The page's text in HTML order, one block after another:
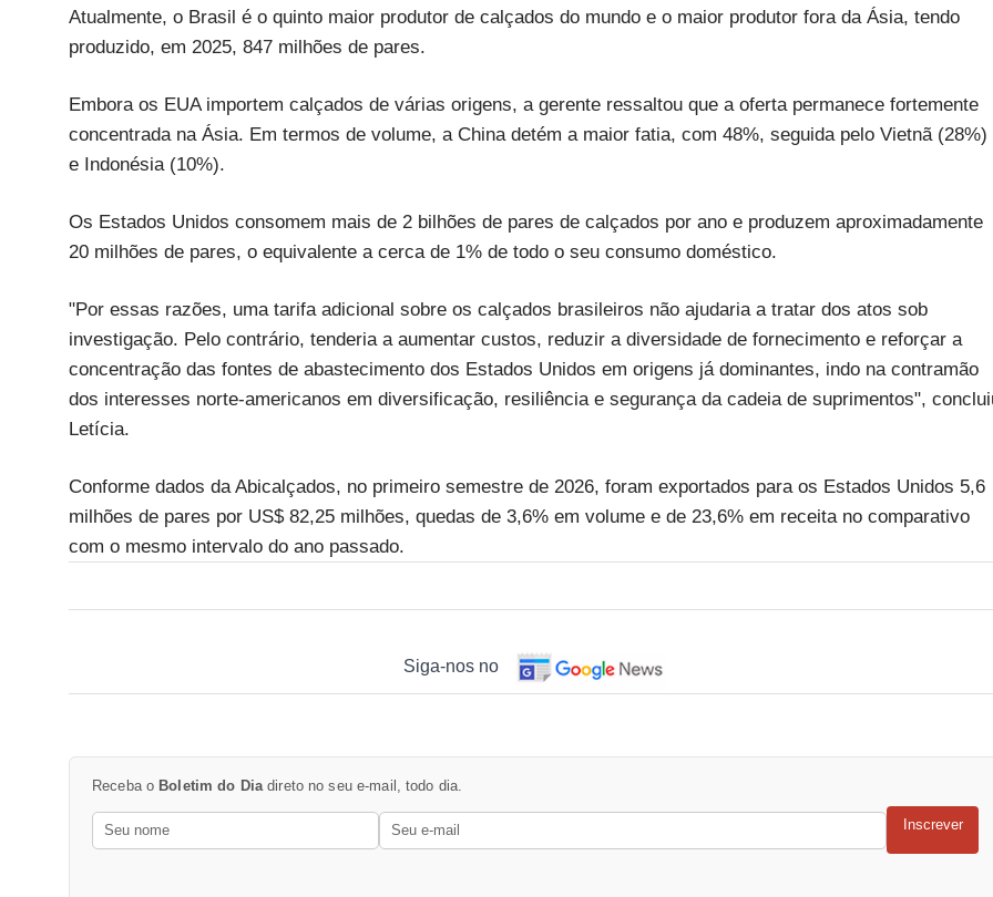
Atualmente, o Brasil é o quinto maior produtor de calçados do mundo e o maior produtor fora da Ásia, tendo
produzido, em 2025, 847 milhões de pares.
Embora os EUA importem calçados de várias origens, a gerente ressaltou que a oferta permanece fortemente
concentrada na Ásia. Em termos de volume, a China detém a maior fatia, com 48%, seguida pelo Vietnã (28%)
e Indonésia (10%).
Os Estados Unidos consomem mais de 2 bilhões de pares de calçados por ano e produzem aproximadamente
20 milhões de pares, o equivalente a cerca de 1% de todo o seu consumo doméstico.
"Por essas razões, uma tarifa adicional sobre os calçados brasileiros não ajudaria a tratar dos atos sob
investigação. Pelo contrário, tenderia a aumentar custos, reduzir a diversidade de fornecimento e reforçar a
concentração das fontes de abastecimento dos Estados Unidos em origens já dominantes, indo na contramão
dos interesses norte-americanos em diversificação, resiliência e segurança da cadeia de suprimentos",
Letícia.
Conforme dados da Abicalçados, no primeiro semestre de 2026, foram exportados para os Estados Unidos 5,6
milhões de pares por US$ 82,25 milhões, quedas de 3,6% em volume e de 23,6% em receita no comparativo
com o mesmo intervalo do ano passado.
Siga-nos no
Receba o Boletim do Dia direto no seu e-mail, todo dia.
Inscrever